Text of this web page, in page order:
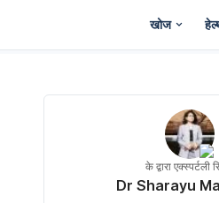
खोज
के द्वारा एक्स्पर्टली
Dr Sharayu